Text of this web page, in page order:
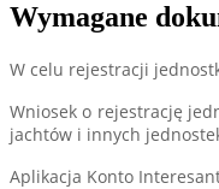
Wymagane
W celu rejestracji
Wniosek o rejestrację
jachtów i innych
Aplikacja Konto